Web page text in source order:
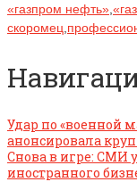
«газпром нефть»
скоромец
Удар по «военной
анонсировала
Снова в игре: СМИ
иностранного